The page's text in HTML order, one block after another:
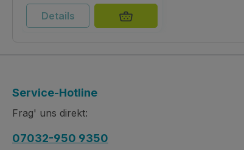
Details
Service-Hotline
Frag' uns direkt:
07032-950 9350